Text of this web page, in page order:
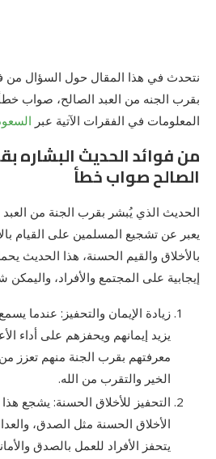
نتحدث في هذا المقال حول السؤال من
بقرب الجنه من العبد الصالح، صواب
المعلومات في الفقرات الآتية عبر
من فوائد الحديث البشاره
الصالح صواب خطأ
الحديث الذي يُبشر بقرب الجنة من
يعبر عن تشجيع المسلمين على القيام
بالأخلاق والقيم الحسنة، هذا الحديث
إيجابية على المجتمع والأفراد،
زيادة الإيمان والتحفيز: عندما
يزيد إيمانهم ويحفزهم على أداء
معرفتهم بقرب الجنة منهم تعزز
الخير والتقرب من الله.
التحفيز للأخلاق الحسنة: يشجع
الأخلاق الحسنة مثل الصدق،
يتحفز الأفراد للعمل بالصدق